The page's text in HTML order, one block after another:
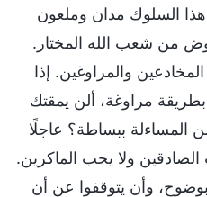
السلوك مدان وملعون
من شعب الله المختار.
والمراوغين. إذا
مراوغة، ألن يمقتك
المساءلة ببساطة؟ عاجلًا
ولا يحب الماكرين.
وأن يتوقفوا عن أن